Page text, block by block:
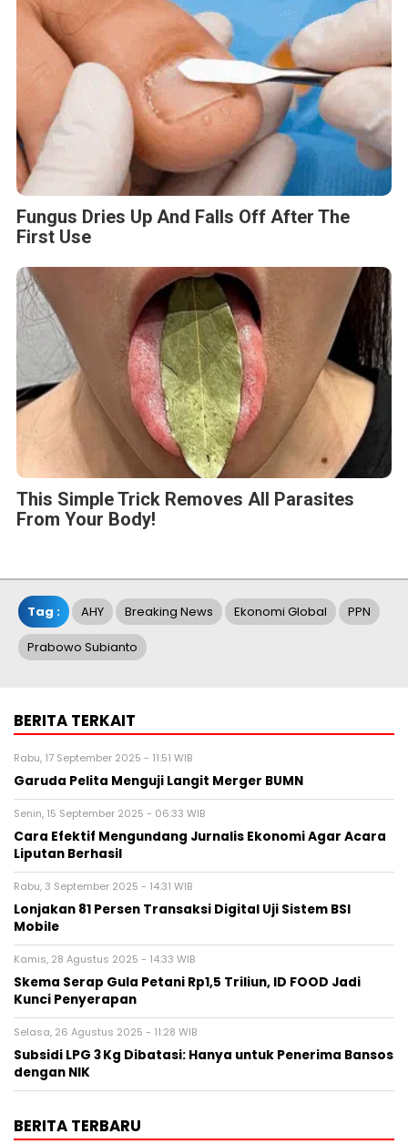
Fungus Dries Up And Falls Off After The
First Use
This Simple Trick Removes All Parasites
From Your Body!
Tag : AHY Breaking News Ekonomi Global PPN
Prabowo Subianto
BERITA TERKAIT
Rabu, 17 September 2025 - 11:51 WIB
Garuda Pelita Menguji Langit Merger BUMN
Senin, 15 September 2025 - 06:33 WIB
Cara Efektif Mengundang Jurnalis Ekonomi Agar Acara
Liputan Berhasil
Rabu, 3 September 2025 - 14:31 WIB
Lonjakan 81 Persen Transaksi Digital Uji Sistem BSI
Mobile
Kamis, 28 Agustus 2025 - 14:33 WIB
Skema Serap Gula Petani Rp1,5 Triliun, ID FOOD Jadi
Kunci Penyerapan
Selasa, 26 Agustus 2025 - 11:28 WIB
Subsidi LPG 3 Kg Dibatasi: Hanya untuk Penerima Bansos
dengan NIK
BERITA TERBARU